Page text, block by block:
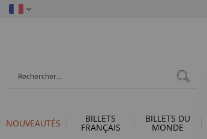
NOUVEAUTÉS BILLETS
FRANÇAIS
BILLETS DU
MONDE